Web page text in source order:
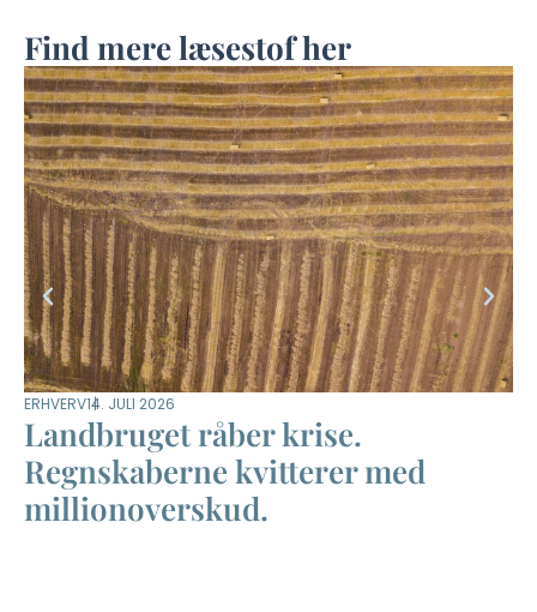
Find mere læsestof her
ERHVERV14. JULI 2026
Landbruget råber krise.
Regnskaberne kvitterer med
millionoverskud.